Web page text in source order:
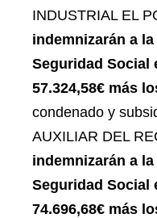
INDUSTRIAL EL
indemnizarán a
Seguridad Social
57.324,58€ más
condenado y
AUXILIAR DEL
indemnizarán a
Seguridad Social
74.696,68€ más